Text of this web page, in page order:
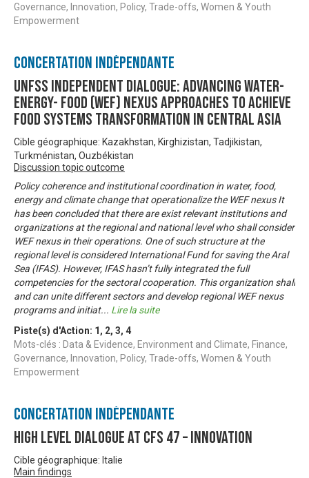
Governance, Innovation, Policy, Trade-offs, Women & Youth
Empowerment
Concertation Indépendante
UNFSS Independent Dialogue: Advancing Water-
Energy- Food (WEF) Nexus approaches to achieve
food systems transformation in Central Asia
Cible géographique: Kazakhstan, Kirghizistan, Tadjikistan,
Turkménistan, Ouzbékistan
Discussion topic outcome
Policy coherence and institutional coordination in water, food,
energy and climate change that operationalize the WEF nexus It
has been concluded that there are exist relevant institutions and
organizations at the regional and national level who shall consider
WEF nexus in their operations. One of such structure at the
regional level is considered International Fund for saving the Aral
Sea (IFAS). However, IFAS hasn’t fully integrated the full
competencies for the sectoral cooperation. This organization shall
and can unite different sectors and develop regional WEF nexus
programs and initiat... Lire la suite
Piste(s) d'Action: 1 , 2, 3, 4
Mots-clés : Data & Evidence, Environment and Climate, Finance,
Governance, Innovation, Policy, Trade-offs, Women & Youth
Empowerment
Concertation Indépendante
High Level Dialogue at CFS 47 – Innovation
Cible géographique: Italie
Main findings